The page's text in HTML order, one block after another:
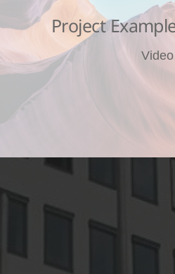
Project
Video